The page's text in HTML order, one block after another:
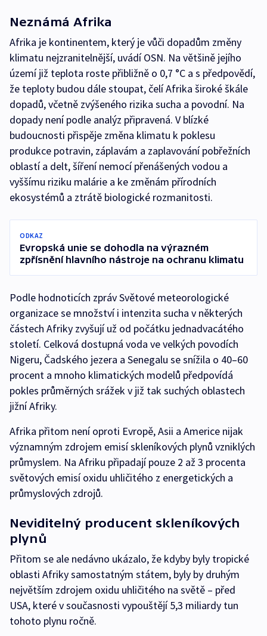
Neznámá Afrika
Afrika je kontinentem, který je vůči dopadům změny
klimatu nejzranitelnější, uvádí OSN. Na většině jejího
území již teplota roste přibližně o 0,7 °C a s předpovědí,
že teploty budou dále stoupat, čelí Afrika široké škále
dopadů, včetně zvýšeného rizika sucha a povodní. Na
dopady není podle analýz připravená. V blízké
budoucnosti přispěje změna klimatu k poklesu
produkce potravin, záplavám a zaplavování pobřežních
oblastí a delt, šíření nemocí přenášených vodou a
vyššímu riziku malárie a ke změnám přírodních
ekosystémů a ztrátě biologické rozmanitosti.
ODKAZ
Evropská unie se dohodla na výrazném
zpřísnění hlavního nástroje na ochranu klimatu
Podle hodnoticích zpráv Světové meteorologické
organizace se množství i intenzita sucha v některých
částech Afriky zvyšují už od počátku jednadvacátého
století. Celková dostupná voda ve velkých povodích
Nigeru, Čadského jezera a Senegalu se snížila o 40–60
procent a mnoho klimatických modelů předpovídá
pokles průměrných srážek v již tak suchých oblastech
jižní Afriky.
Afrika přitom není oproti Evropě, Asii a Americe nijak
významným zdrojem emisí skleníkových plynů vzniklých
průmyslem. Na Afriku připadají pouze 2 až 3 procenta
světových emisí oxidu uhličitého z energetických a
průmyslových zdrojů.
Neviditelný producent skleníkových
plynů
Přitom se ale nedávno ukázalo, že kdyby byly tropické
oblasti Afriky samostatným státem, byly by druhým
největším zdrojem oxidu uhličitého na světě – před
USA, které v současnosti vypouštějí 5,3 miliardy tun
tohoto plynu ročně.